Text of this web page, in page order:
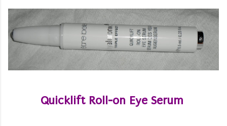
Quicklift Roll-on Eye Serum